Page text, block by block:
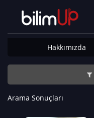
Hakkımızda
Arama Sonuçları